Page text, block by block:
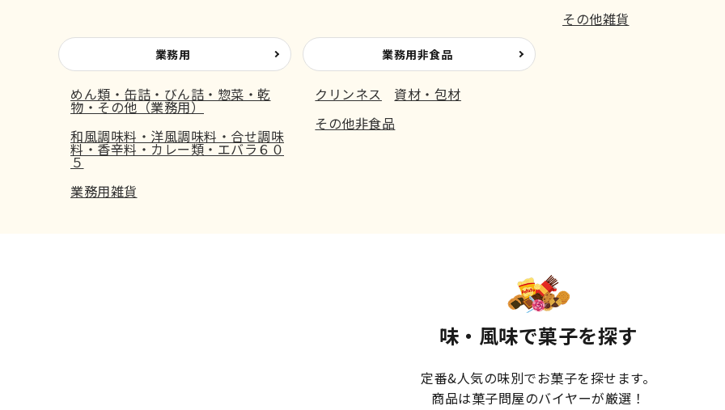
その他雑貨
業務用
めん類・缶詰・びん詰・惣菜・乾
物・その他（業務用）
和風調味料・洋風調味料・合せ調味
料・香辛料・カレー類・エバラ６０
５
業務用雑貨
業務用非食品
クリンネス
資材・包材
その他非食品
味・風味で菓子を探す
定番&人気の味別でお菓子を探せます。
商品は菓子問屋のバイヤーが厳選！